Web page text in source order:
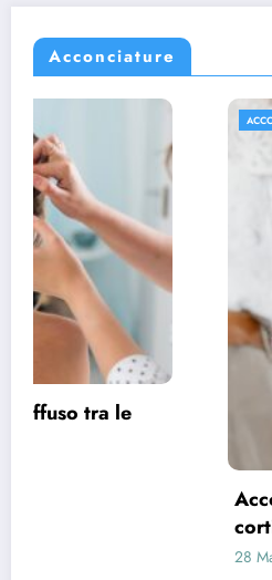
Acconciature
Acconciature sposa